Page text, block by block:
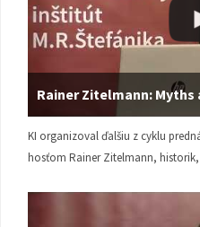
Rainer Zitelmann:
KI organizoval ďalšiu z cyklu
hosťom Rainer Zitelmann,